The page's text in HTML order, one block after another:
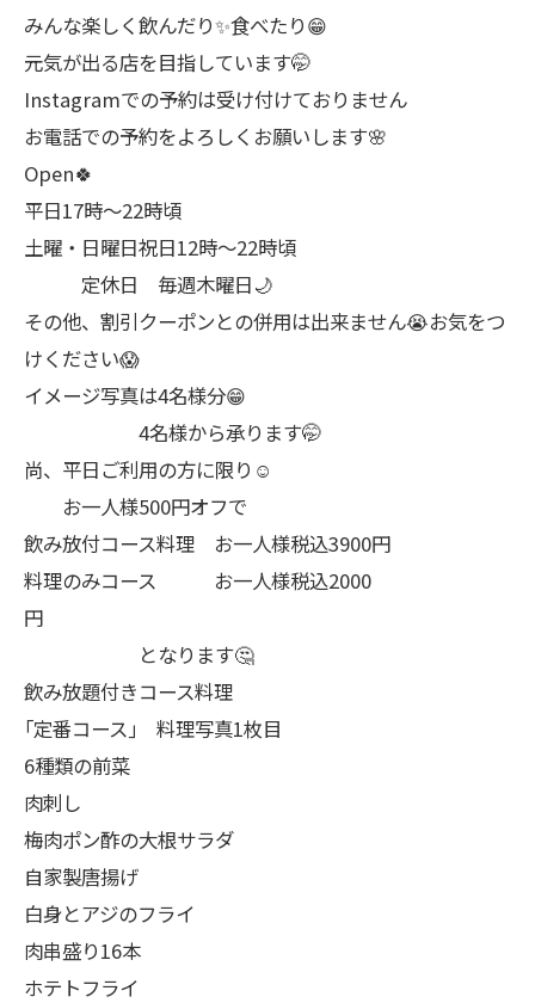
みんな楽しく飲んだり✨食べたり😁
元気が出る店を目指しています🤭
Instagramでの予約は受け付けておりません
お電話での予約をよろしくお願いします🌸
Open🍀
平日17時～22時頃
土曜・日曜日祝日12時〜22時頃
定休日 毎週木曜日🌙
その他、割引クーポンとの併用は出来ません😭お気をつ
けください😱
イメージ写真は4名様分😁
4名様から承ります🤭
尚、平日ご利用の方に限り☺️
お一人様500円オフで
飲み放付コース料理 お一人様税込3900円
料理のみコース お一人様税込2000
円
となります🤔
飲み放題付きコース料理
｢定番コース｣ 料理写真1枚目
6種類の前菜
肉刺し
梅肉ポン酢の大根サラダ
自家製唐揚げ
白身とアジのフライ
肉串盛り16本
ホテトフライ